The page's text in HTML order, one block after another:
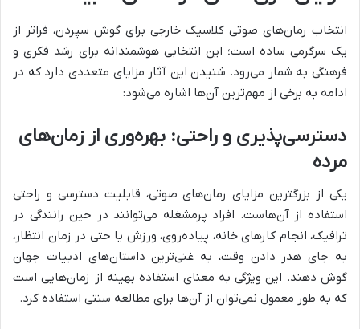
انتخاب رمان‌های صوتی کلاسیک خارجی برای گوش سپردن، فراتر از
یک سرگرمی ساده است؛ این انتخابی هوشمندانه برای رشد فکری و
فرهنگی به شمار می‌رود. شنیدن این آثار مزایای متعددی دارد که در
ادامه به برخی از مهم‌ترین آن‌ها اشاره می‌شود:
دسترسی‌پذیری و راحتی: بهره‌وری از زمان‌های
مرده
یکی از بزرگترین مزایای رمان‌های صوتی، قابلیت دسترسی و راحتی
استفاده از آن‌هاست. افراد پرمشغله می‌توانند در حین رانندگی در
ترافیک، انجام کارهای خانه، پیاده‌روی، ورزش یا حتی در زمان انتظار،
به جای هدر دادن وقت، به غنی‌ترین داستان‌های ادبیات جهان
گوش دهند. این ویژگی به معنای استفاده بهینه از زمان‌هایی است
که به طور معمول نمی‌توان از آن‌ها برای مطالعه سنتی استفاده کرد.